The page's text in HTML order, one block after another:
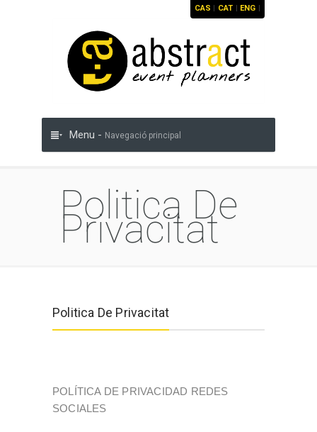
CAS | CAT | ENG |
Menu - Navegació principal
Politica De
Privacitat
Politica De Privacitat
POLÍTICA DE PRIVACIDAD REDES
SOCIALES